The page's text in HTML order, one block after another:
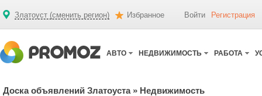
Златоуст (сменить регион) Избранное Войти Регистрация
АВТО НЕДВИЖИМОСТЬ РАБОТА
Доска объявлений Златоуста» Недвижимость